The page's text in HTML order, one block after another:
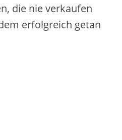
die nie verkaufen
erfolgreich getan